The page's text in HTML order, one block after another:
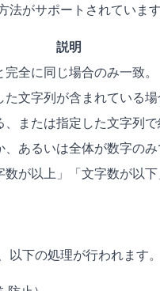
がサポートされています
説明
全に同じ場合のみ一致。
文字列が含まれている場
または指定した文字列で
あるいは全体が数字のみ
数が以上」「文字数が以下
下の処理が行われます。